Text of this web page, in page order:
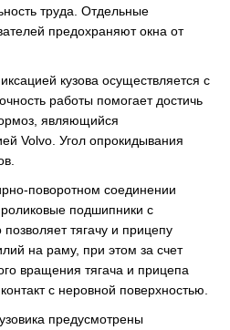
труда. Отдельные
предохраняют окна от
кузова осуществляется с
работы помогает достичь
являющийся
Volvo. Угол опрокидывания
поворотном соединении
подшипники с
тягачу и прицепу
на раму, при этом за счет
вращения тягача и прицепа
с неровной поверхностью.
предусмотрены